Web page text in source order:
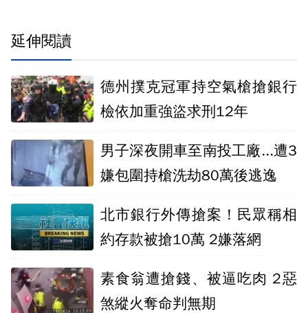
延伸閱讀
德州撲克冠軍持空氣槍搶銀行
檢依加重強盜求刑12年
男子深夜開車至南投工廠...遭3
嫌包圍持槍洗劫80萬後逃逸
北市銀行外傳搶案！民眾稱相
約存款被搶10萬 2嫌落網
素食翁遭搶錢、被逼吃肉 2惡
煞縱火奪命判無期